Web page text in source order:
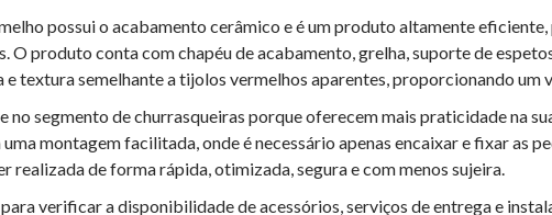
possui o acabamento cerâmico e é um produto altamente
produto conta com chapéu de acabamento, grelha, suporte de
textura semelhante a tijolos vermelhos aparentes, proporcionando um
no segmento de churrasqueiras porque oferecem mais praticidade na
montagem facilitada, onde é necessário apenas encaixar e fixar as
de forma rápida, otimizada, segura e com menos sujeira.
verificar a disponibilidade de acessórios, serviços de entrega e